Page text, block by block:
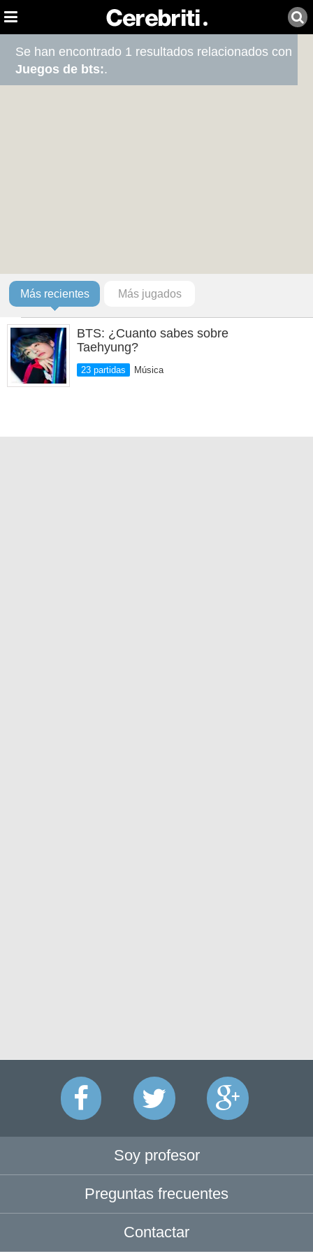
Se han encontrado 1 resultados relacionados con
Juegos de bts:.
Más recientes Más jugados
BTS: ¿Cuanto sabes sobre
Taehyung?
23 partidas Música
Soy profesor
Preguntas frecuentes
Contactar